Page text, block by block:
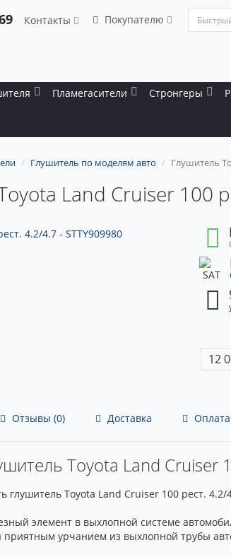
Контакты Покупателю
Пламегасители Стронгеры
Глушитель по моделям авто Глушитель
Land Cruiser 100
12
Отзывы (0) Доставка Оплата
Toyota Land Cruiser
Toyota Land Cruiser 100 рест. 4.2/
элемент в выхлопной системе
приятным урчанием из выхлопной трубы